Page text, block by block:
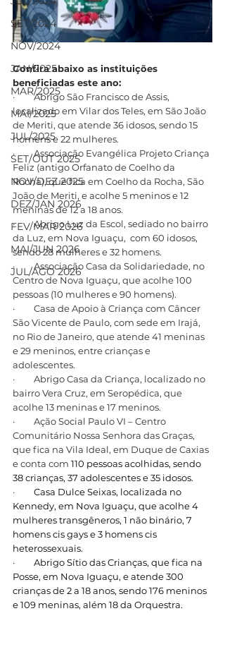
SET/2024
NOV/2024
JAN/2025
MAR/2025
MAI/2025
JUL/2025
SET/OUT 2025
NOV/DEZ 2025
DEZ/JAN 2026
FEV/MAR 2026
MAI/JUN 2026
JUL/AGO 2026
Confira abaixo as instituições
beneficiadas este ano:
·         Abrigo São Francisco de Assis,
localizado em Vilar dos Teles, em São João
de Meriti, que atende 36 idosos, sendo 15
homens e 22 mulheres.
·         Associação Evangélica Projeto Criança
Feliz (antigo Orfanato de Coelho da
Rocha), que fica em Coelho da Rocha, São
João de Meriti, e acolhe 5 meninos e 12
meninas de 12 a 18 anos.
·         Abrigo Luz da Escol, sediado no bairro
da Luz, em Nova Iguaçu,  com 60 idosos,
sendo 28 mulheres e 32 homens.
·         Associação Casa da Solidariedade, no
Centro de Nova Iguaçu, que acolhe 100
pessoas (10 mulheres e 90 homens).
·         Casa de Apoio à Criança com Câncer
São Vicente de Paulo, com sede em Irajá,
no Rio de Janeiro, que atende 41 meninas
e 29 meninos, entre crianças e
adolescentes.
·         Abrigo Casa da Criança, localizado no
bairro Vera Cruz, em Seropédica, que
acolhe 13 meninas e 17 meninos.
·         Ação Social Paulo VI – Centro
Comunitário Nossa Senhora das Graças,
que fica na Vila Ideal, em Duque de Caxias
e conta com 110 pessoas acolhidas, sendo
38 crianças, 37 adolescentes e 35 idosos.
· Casa Dulce Seixas, localizada no
Kennedy, em Nova Iguaçu, que acolhe 4
mulheres transgêneros, 1 não binário, 7
homens cis gays e 3 homens cis
heterossexuais.
· Abrigo Sítio das Crianças, que fica na
Posse, em Nova Iguaçu, e atende 300
crianças de 2 a 18 anos, sendo 176 meninos
e 109 meninas, além 18 da Orquestra.